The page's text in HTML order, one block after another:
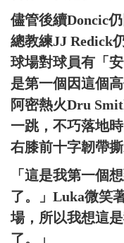
儘管後續Doncic
總教練JJ Redick
球場對球員有「
是第一個因這個
阿密熱火Dru
一跳，不巧落地
右膝前十字韌帶撕
「這是我第一個
了。」Luka微笑
場，所以我想這
了。」